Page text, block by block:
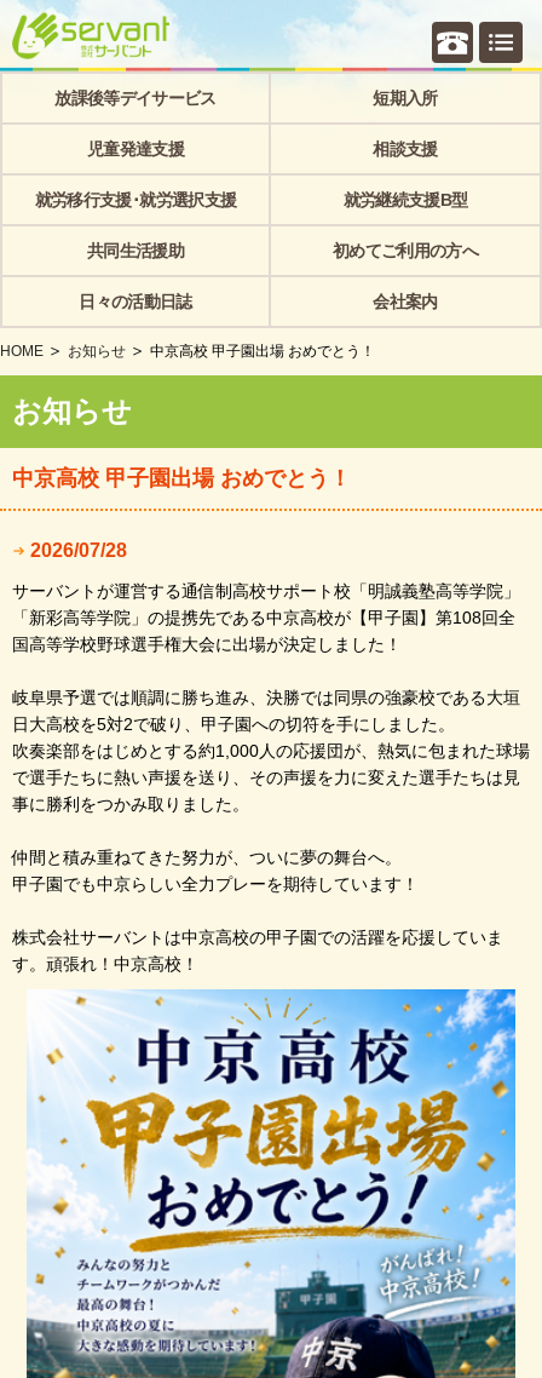
個別相
放課後等デイサービス 短期入所
児童発達支援 相談支援
就労移行支援･就労選択支援 就労継続支援B型
共同生活援助 初めてご利用の方へ
日々の活動日誌 会社案内
HOME お知らせ 中京高校 甲子園出場 おめでとう！
お知らせ
中京高校 甲子園出場 おめでとう！
2026/07/28
サーバントが運営する通信制高校サポート校「明誠義塾高等学院」
「新彩高等学院」の提携先である中京高校が【甲子園】第108回全
国高等学校野球選手権大会に出場が決定しました！
岐阜県予選では順調に勝ち進み、決勝では同県の強豪校である大垣
日大高校を5対2で破り、甲子園への切符を手にしました。
吹奏楽部をはじめとする約1,000人の応援団が、熱気に包まれた球場
で選手たちに熱い声援を送り、その声援を力に変えた選手たちは見
事に勝利をつかみ取りました。
仲間と積み重ねてきた努力が、ついに夢の舞台へ。
甲子園でも中京らしい全力プレーを期待しています！
株式会社サーバントは中京高校の甲子園での活躍を応援していま
す。頑張れ！中京高校！